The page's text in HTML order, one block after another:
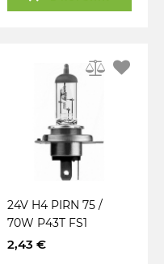
24V H4 PIRN 75 /
70W P43T FS1
NEOLUX
2,43 €